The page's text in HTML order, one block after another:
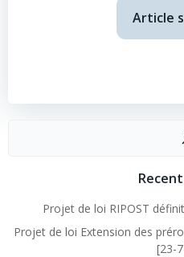
Article
Projet de loi RIPOST
Projet de loi Extension des
[23-